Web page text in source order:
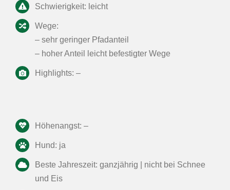
Schwierigkeit: leicht
Wege:
– sehr geringer Pfadanteil
– hoher Anteil leicht befestigter Wege
Highlights: –
Höhenangst: –
Hund: ja
Beste Jahreszeit: ganzjährig | nicht bei Schnee
und Eis